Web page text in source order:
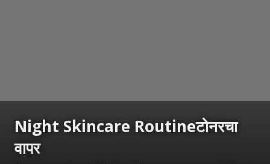
Night Skincare Routineटोनरचा
वापर